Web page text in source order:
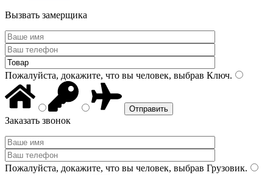
Вызвать замерщика
Пожалуйста, докажите, что вы человек, выбрав Ключ.
Заказать звонок
Пожалуйста, докажите, что вы человек, выбрав Грузовик.